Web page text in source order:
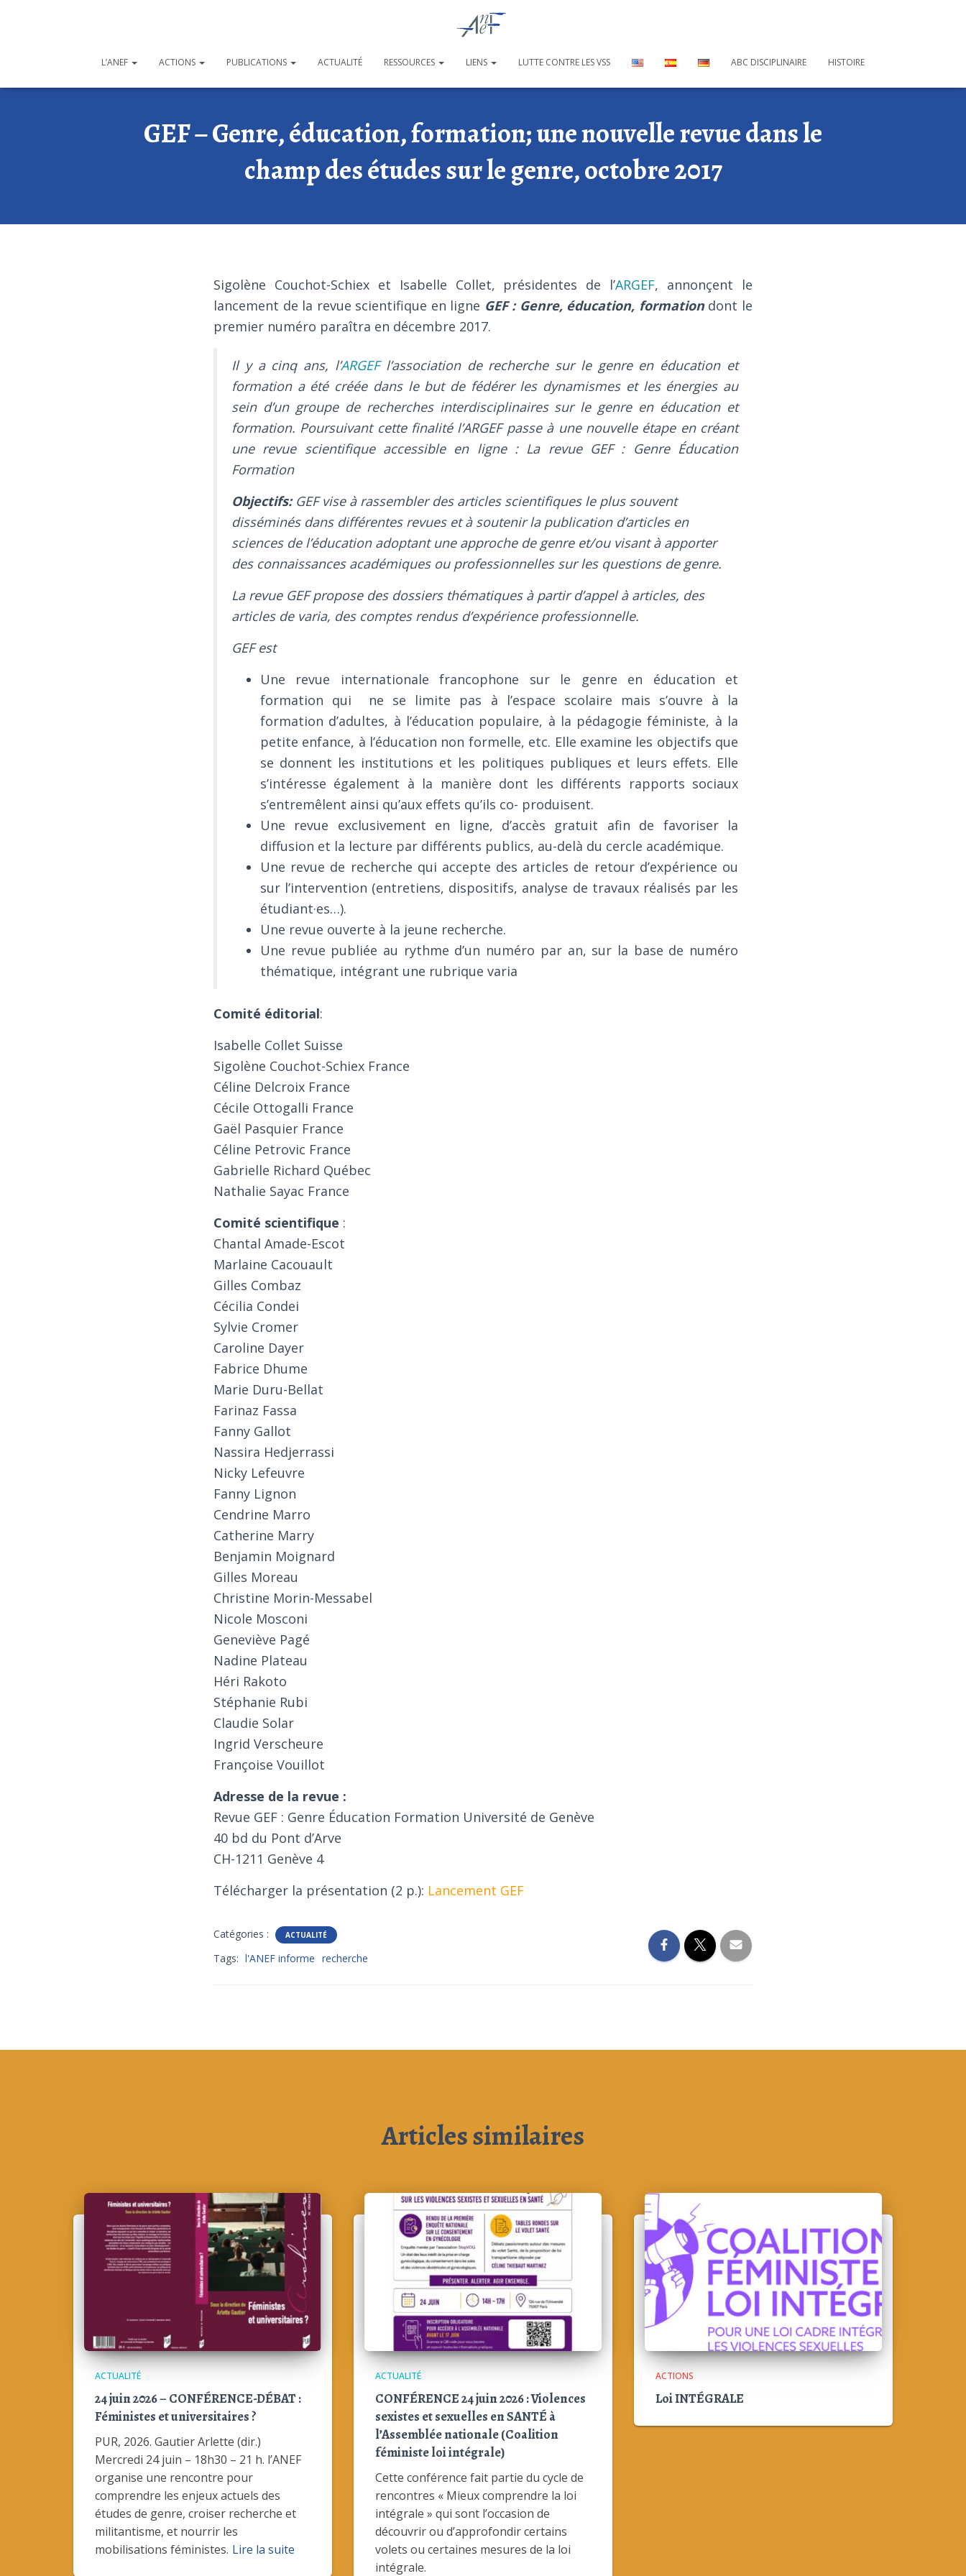
L’ANEF ACTIONS PUBLICATIONS ACTUALITÉ RESSOURCES LIENS LUTTE CONTRE LES VSS ABC DISCIPLINAIRE HISTOIRE
GEF – Genre, éducation, formation; une nouvelle revue dans le
champ des études sur le genre, octobre 2017
Sigolène Couchot-Schiex et Isabelle Collet, présidentes de l’ARGEF, annonçent le
lancement de la revue scientifique en ligne GEF : Genre, éducation, formation dont le
premier numéro paraîtra en décembre 2017.
Il y a cinq ans, l’ARGEFl’association de recherche sur le genre en éducation et
formation a été créée dans le but de fédérer les dynamismes et les énergies au
sein d’un groupe de recherches interdisciplinaires sur le genre en éducation et
formation. Poursuivant cette finalité l’ARGEF passe à une nouvelle étape en créant
une revue scientifique accessible en ligne : La revue GEF : Genre Éducation
Formation
Objectifs: GEF vise à rassembler des articles scientifiques le plus souvent
disséminés dans différentes revues et à soutenir la publication d’articles en
sciences de l’éducation adoptant une approche de genre et/ou visant à apporter
des connaissances académiques ou professionnelles sur les questions de genre.
La revue GEF propose des dossiers thématiques à partir d’appel à articles, des
articles de varia, des comptes rendus d’expérience professionnelle.
GEF est
Une revue internationale francophone sur le genre en éducation et
formation qui ne se limite pas à l’espace scolaire mais s’ouvre à la
formation d’adultes, à l’éducation populaire, à la pédagogie féministe, à la
petite enfance, à l’éducation non formelle, etc. Elle examine les objectifs que
se donnent les institutions et les politiques publiques et leurs effets. Elle
s’intéresse également à la manière dont les différents rapports sociaux
s’entremêlent ainsi qu’aux effets qu’ils co- produisent.
Une revue exclusivement en ligne, d’accès gratuit afin de favoriser la
diffusion et la lecture par différents publics, au-delà du cercle académique.
Une revue de recherche qui accepte des articles de retour d’expérience ou
sur l’intervention (entretiens, dispositifs, analyse de travaux réalisés par les
étudiant·es…).
Une revue ouverte à la jeune recherche.
Une revue publiée au rythme d’un numéro par an, sur la base de numéro
thématique, intégrant une rubrique varia
Comité éditorial:
Isabelle Collet Suisse
Sigolène Couchot-Schiex France
Céline Delcroix France
Cécile Ottogalli France
Gaël Pasquier France
Céline Petrovic France
Gabrielle Richard Québec
Nathalie Sayac France
Comité scientifique :
Chantal Amade-Escot
Marlaine Cacouault
Gilles Combaz
Cécilia Condei
Sylvie Cromer
Caroline Dayer
Fabrice Dhume
Marie Duru-Bellat
Farinaz Fassa
Fanny Gallot
Nassira Hedjerrassi
Nicky Lefeuvre
Fanny Lignon
Cendrine Marro
Catherine Marry
Benjamin Moignard
Gilles Moreau
Christine Morin-Messabel
Nicole Mosconi
Geneviève Pagé
Nadine Plateau
Héri Rakoto
Stéphanie Rubi
Claudie Solar
Ingrid Verscheure
Françoise Vouillot
Adresse de la revue :
Revue GEF : Genre Éducation Formation Université de Genève
40 bd du Pont d’Arve
CH-1211 Genève 4
Télécharger la présentation (2 p.): Lancement GEF
Catégories : ACTUALITÉ
Tags: l'ANEF informe recherche
Articles similaires
ACTUALITÉ
24 juin 2026 – CONFÉRENCE-DÉBAT :
Féministes et universitaires ?
PUR, 2026. Gautier Arlette (dir.)
Mercredi 24 juin – 18h30 – 21 h. l’ANEF
organise une rencontre pour
comprendre les enjeux actuels des
études de genre, croiser recherche et
militantisme, et nourrir les
mobilisations féministes. Lire la suite
ACTUALITÉ
CONFÉRENCE 24 juin 2026 : Violences
sexistes et sexuelles en SANTÉ à
l’Assemblée nationale (Coalition
féministe loi intégrale)
Cette conférence fait partie du cycle de
rencontres « Mieux comprendre la loi
intégrale » qui sont l’occasion de
découvrir ou d’approfondir certains
volets ou certaines mesures de la loi
intégrale.
ACTIONS
Loi INTÉGRALE